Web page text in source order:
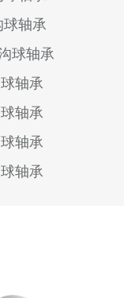
轴承
球轴承
轴承
轴承
轴承
轴承